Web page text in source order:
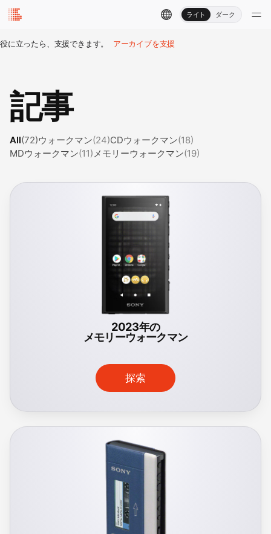
ライト ダーク
役に立ったら、支援できます。 アーカイブを支援
記事
All(72)ウォークマン(24)CDウォークマン(18)
MDウォークマン(11)メモリーウォークマン(19)
2023年の
メモリーウォークマン
探索